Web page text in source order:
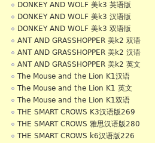
DONKEY AND WOLF 美k3 英语版
356
DONKEY AND WOLF 美k3 汉语版
642
DONKEY AND WOLF 美k3 双语版
998
ANT AND GRASSHOPPER 美k2 双语
版636
ANT AND GRASSHOPPER 美k2 汉语
版422
ANT AND GRASSHOPPER 美k2 英文
版212
The Mouse and the Lion K1汉语
235
The Mouse and the Lion K1 英文
235
The Mouse and the Lion K1双语
570
THE SMART CROWS K3汉语版269
THE SMART CROWS 雅思汉语版280
THE SMART CROWS k6汉语版226